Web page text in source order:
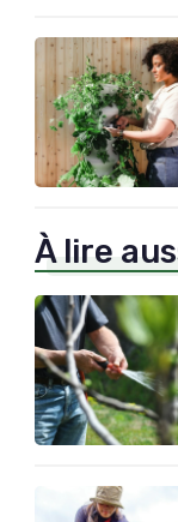
À lire